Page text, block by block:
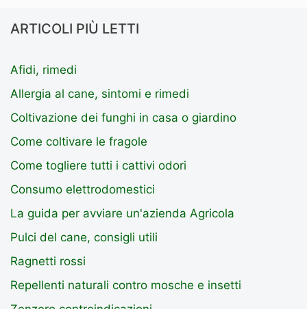
ARTICOLI PIÙ LETTI
Afidi, rimedi
Allergia al cane, sintomi e rimedi
Coltivazione dei funghi in casa o giardino
Come coltivare le fragole
Come togliere tutti i cattivi odori
Consumo elettrodomestici
La guida per avviare un'azienda Agricola
Pulci del cane, consigli utili
Ragnetti rossi
Repellenti naturali contro mosche e insetti